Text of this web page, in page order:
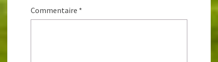
Commentaire *